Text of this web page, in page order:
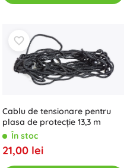
Cablu de tensionare pentru
plasa de protecție 13,3 m
În stoc
21,00 lei